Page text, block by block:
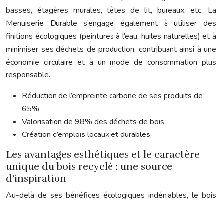
basses, étagères murales, têtes de lit, bureaux, etc. La
Menuiserie Durable s’engage également à utiliser des
finitions écologiques (peintures à l’eau, huiles naturelles) et à
minimiser ses déchets de production, contribuant ainsi à une
économie circulaire et à un mode de consommation plus
responsable.
Réduction de l’empreinte carbone de ses produits de
65%
Valorisation de 98% des déchets de bois
Création d’emplois locaux et durables
Les avantages esthétiques et le caractère
unique du bois recyclé : une source
d’inspiration
Au-delà de ses bénéfices écologiques indéniables, le bois